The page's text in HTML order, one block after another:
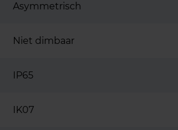
Asymmetrisch
Niet dimbaar
IP65
IK07